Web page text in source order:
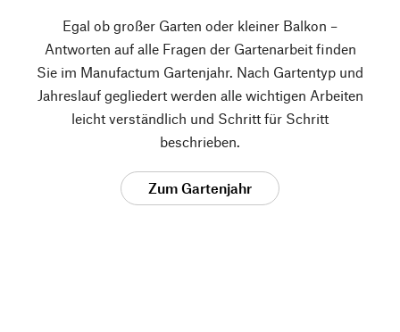
Egal ob großer Garten oder kleiner Balkon –
Antworten auf alle Fragen der Gartenarbeit finden
Sie im Manufactum Gartenjahr. Nach Gartentyp und
Jahreslauf gegliedert werden alle wichtigen Arbeiten
leicht verständlich und Schritt für Schritt
beschrieben.
Zum Gartenjahr